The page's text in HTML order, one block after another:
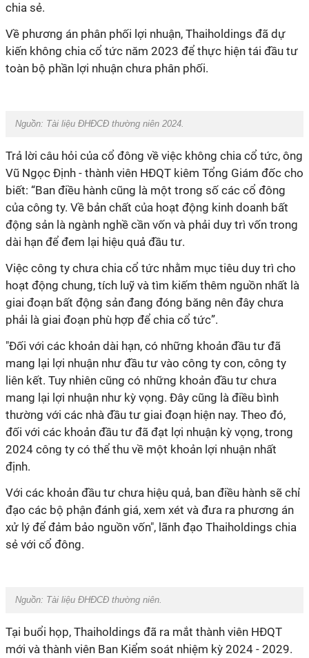
chia sẻ.
Về phương án phân phối lợi nhuận, Thaiholdings đã dự
kiến không chia cổ tức năm 2023 để thực hiện tái đầu tư
toàn bộ phần lợi nhuận chưa phân phối.
Nguồn: Tài liệu ĐHĐCĐ thường niên 2024.
Trả lời câu hỏi của cổ đông về việc không chia cổ tức, ông
Vũ Ngọc Định - thành viên HĐQT kiêm Tổng Giám đốc cho
biết: “Ban điều hành cũng là một trong số các cổ đông
của công ty. Về bản chất của hoạt động kinh doanh bất
động sản là ngành nghề cần vốn và phải duy trì vốn trong
dài hạn để đem lại hiệu quả đầu tư.
Việc công ty chưa chia cổ tức nhằm mục tiêu duy trì cho
hoạt động chung, tích luỹ và tìm kiếm thêm nguồn nhất là
giai đoạn bất động sản đang đóng băng nên đây chưa
phải là giai đoạn phù hợp để chia cổ tức”.
"Đối với các khoản dài hạn, có những khoản đầu tư đã
mang lại lợi nhuận như đầu tư vào công ty con, công ty
liên kết. Tuy nhiên cũng có những khoản đầu tư chưa
mang lại lợi nhuận như kỳ vọng. Đây cũng là điều bình
thường với các nhà đầu tư giai đoạn hiện nay. Theo đó,
đối với các khoản đầu tư đã đạt lợi nhuận kỳ vọng, trong
2024 công ty có thể thu về một khoản lợi nhuận nhất
định.
Với các khoản đầu tư chưa hiệu quả, ban điều hành sẽ chỉ
đạo các bộ phận đánh giá, xem xét và đưa ra phương án
xử lý để đảm bảo nguồn vốn", lãnh đạo Thaiholdings chia
sẻ với cổ đông.
Nguồn: Tài liệu ĐHĐCĐ thường niên.
Tại buổi họp, Thaiholdings đã ra mắt thành viên HĐQT
mới và thành viên Ban Kiểm soát nhiệm kỳ 2024 - 2029.